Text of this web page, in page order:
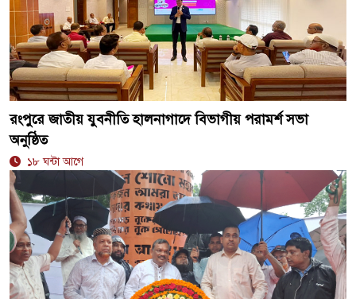
রংপুরে জাতীয় যুবনীতি হালনাগাদে বিভাগীয় পরামর্শ সভা
অনুষ্ঠিত
১৮ ঘন্টা আগে